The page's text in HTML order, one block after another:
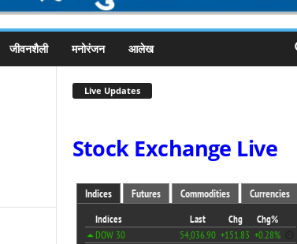
जीवनशैली मनोरंजन आलेख
Live Updates
Stock Exchange Live